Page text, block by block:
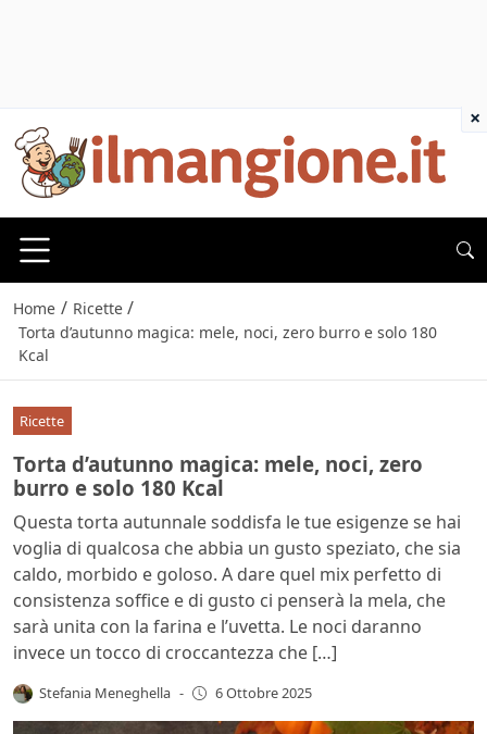
Home / Ricette /
Torta d’autunno magica: mele, noci, zero burro e solo 180
Kcal
Ricette
Torta d’autunno magica: mele, noci, zero
burro e solo 180 Kcal
Questa torta autunnale soddisfa le tue esigenze se hai
voglia di qualcosa che abbia un gusto speziato, che sia
caldo, morbido e goloso. A dare quel mix perfetto di
consistenza soffice e di gusto ci penserà la mela, che
sarà unita con la farina e l’uvetta. Le noci daranno
invece un tocco di croccantezza che […]
Stefania Meneghella - 6 Ottobre 2025
×